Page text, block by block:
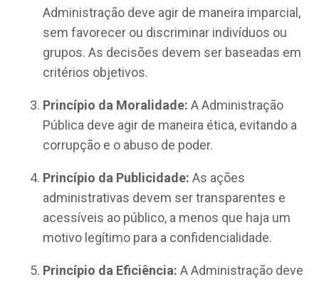
Administração deve agir de maneira imparcial,
sem favorecer ou discriminar indivíduos ou
grupos. As decisões devem ser baseadas em
critérios objetivos.
Princípio da Moralidade: A Administração
Pública deve agir de maneira ética, evitando a
corrupção e o abuso de poder.
Princípio da Publicidade: As ações
administrativas devem ser transparentes e
acessíveis ao público, a menos que haja um
motivo legítimo para a confidencialidade.
Princípio da Eficiência: A Administração deve